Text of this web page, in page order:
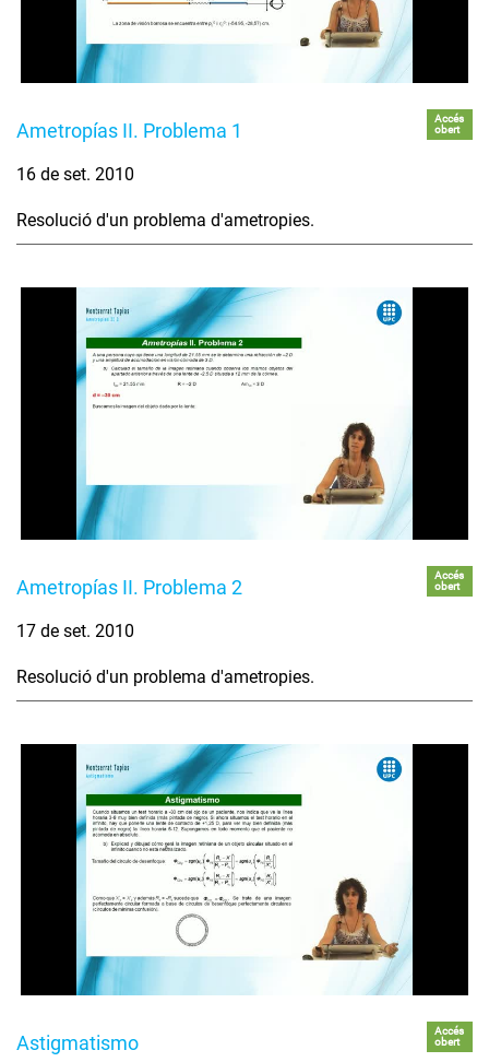
Ametropías II. Problema 1
Accés
obert
16 de set. 2010
Resolució d'un problema d'ametropies.
Ametropías II. Problema 2
Accés
obert
17 de set. 2010
Resolució d'un problema d'ametropies.
Astigmatismo
Accés
obert